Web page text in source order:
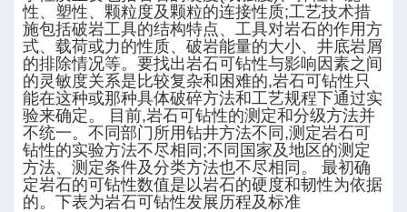
性、塑性、颗粒度及颗粒的连接性质;工艺技术措
施包括破岩工具的结构特点、工具对岩石的作用方
式、载荷或力的性质、破岩能量的大小、井底岩屑
的排除情况等。要找出岩石可钻性与影响因素之间
的灵敏度关系是比较复杂和困难的,岩石可钻性只
能在这种或那种具体破碎方法和工艺规程下通过实
验来确定。 目前,岩石可钻性的测定和分级方法并
不统一。不同部门所用钻井方法不同,测定岩石可
钻性的实验方法不尽相同;不同国家及地区的测定
方法、测定条件及分类方法也不尽相同。 最初确
定岩石的可钻性数值是以岩石的硬度和韧性为依据
的。下表为岩石可钻性发展历程及标准